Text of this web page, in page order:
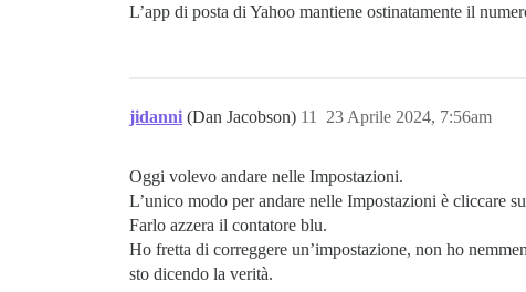
L’app di posta di Yahoo mantiene ostinatamente il
jidanni (Dan Jacobson) 23 Aprile 2024, 7:56am
11
Oggi volevo andare nelle Impostazioni.
L’unico modo per andare nelle Impostazioni è cliccare
Farlo azzera il contatore blu.
Ho fretta di correggere un’impostazione, non ho
sto dicendo la verità.